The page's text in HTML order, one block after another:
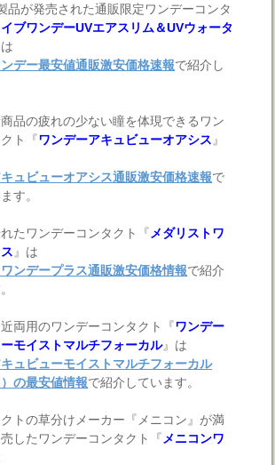
品が発売された通販限定ワンデーコンタ
ブワンデーUVエアスリム＆UVウォータ
デー最安値通販激安価格速報で紹介し
品の疲れの少ない瞳を体現できるワン
ト『ワンデーアキュビューオアシス 』
ュビューオアシス通販激安価格速報で
す。
たワンデーコンタクト『 メダリストワ
』は
ンデープラス通販激安価格情報で紹介
両用のワンデーコンタクト『ワンデー
モイストマルチフォーカル』は
ュビューモイストマルチフォーカル
）の最安値情報で紹介しています。
トの草分けメーカー『メニコン』が満
したワンデーコンタクト『 メニコンワ